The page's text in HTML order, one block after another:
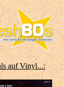
auf Vinyl...: